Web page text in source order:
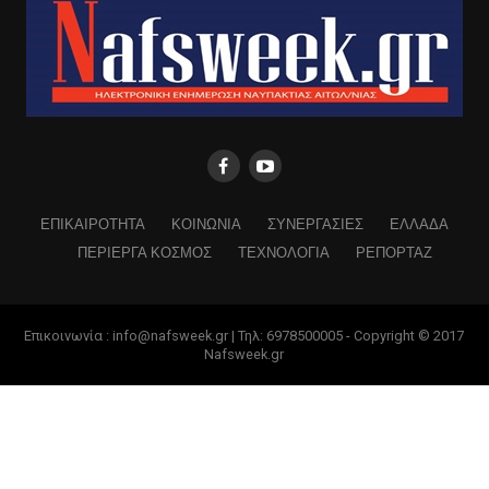
ΕΠΙΚΑΙΡΟΤΗΤΑ ΚΟΙΝΩΝΙΑ ΣΥΝΕΡΓΑΣΙΕΣ
ΕΛΛΑΔΑ
ΠΕΡΙΕΡΓΑ ΚΟΣΜΟΣ
ΤΕΧΝΟΛΟΓΙΑ ΡΕΠΟΡΤΑΖ
Επικοινωνία : info@nafsweek.gr | Τηλ: 6978500005 - Copyright © 2017
Nafsweek.gr